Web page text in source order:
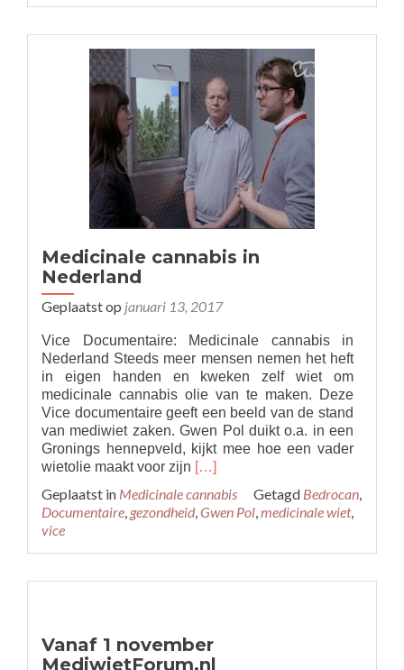
niet
voor
goedkoopste!
Medicinale cannabis in
Nederland
Geplaatst op januari 13, 2017
Vice Documentaire: Medicinale cannabis in
Nederland Steeds meer mensen nemen het heft
in eigen handen en kweken zelf wiet om
medicinale cannabis olie van te maken. Deze
Vice documentaire geeft een beeld van de stand
van mediwiet zaken. Gwen Pol duikt o.a. in een
Gronings hennepveld, kijkt mee hoe een vader
wietolie maakt voor zijn Read
about
Medicinale
in
[…]
Geplaatst in Medicinale cannabis Getagd Bedrocan
Documentaire gezondheid, Gwen Pol medicinale wiet,
vice
Vanaf 1 november
MediwietForum.nl